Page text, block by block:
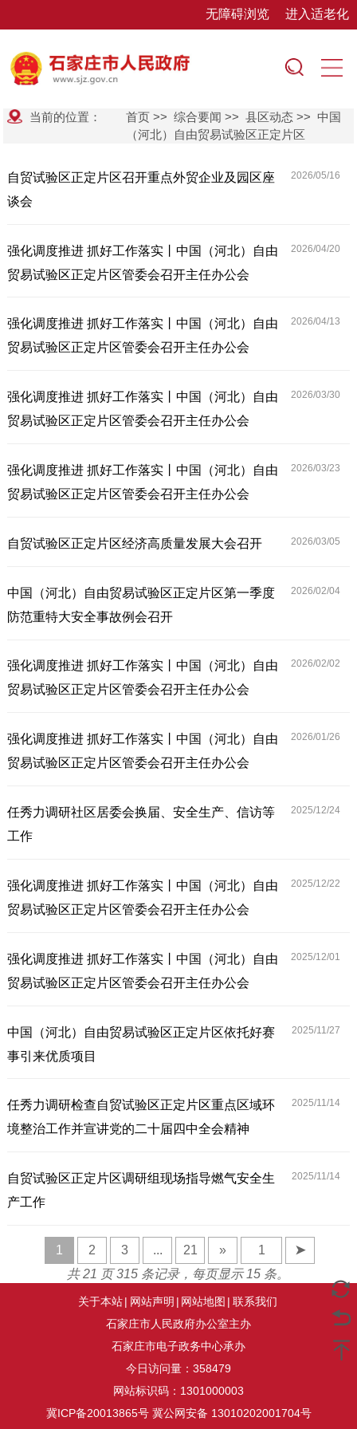
无障碍浏览 进入适老化
当前的位置： 首页 >>综合要闻 >>县区动态 >>中国
（河北）自由贸易试验区正定片区
2026/05/16
自贸试验区正定片区召开重点外贸企业及园区座
谈会
2026/04/20
强化调度推进 抓好工作落实丨中国（河北）自由
贸易试验区正定片区管委会召开主任办公会
2026/04/13
强化调度推进 抓好工作落实丨中国（河北）自由
贸易试验区正定片区管委会召开主任办公会
2026/03/30
强化调度推进 抓好工作落实丨中国（河北）自由
贸易试验区正定片区管委会召开主任办公会
2026/03/23
强化调度推进 抓好工作落实丨中国（河北）自由
贸易试验区正定片区管委会召开主任办公会
2026/03/05
自贸试验区正定片区经济高质量发展大会召开
2026/02/04
中国（河北）自由贸易试验区正定片区第一季度
防范重特大安全事故例会召开
2026/02/02
强化调度推进 抓好工作落实丨中国（河北）自由
贸易试验区正定片区管委会召开主任办公会
2026/01/26
强化调度推进 抓好工作落实丨中国（河北）自由
贸易试验区正定片区管委会召开主任办公会
2025/12/24
任秀力调研社区居委会换届、安全生产、信访等
工作
2025/12/22
强化调度推进 抓好工作落实丨中国（河北）自由
贸易试验区正定片区管委会召开主任办公会
2025/12/01
强化调度推进 抓好工作落实丨中国（河北）自由
贸易试验区正定片区管委会召开主任办公会
2025/11/27
中国（河北）自由贸易试验区正定片区依托好赛
事引来优质项目
2025/11/14
任秀力调研检查自贸试验区正定片区重点区域环
境整治工作并宣讲党的二十届四中全会精神
2025/11/14
自贸试验区正定片区调研组现场指导燃气安全生
产工作
1 2 3 ... 21 »
➤
共 21 页 315 条记录，每页显示 15 条。
关于本站| 网站声明 | 网站地图 | 联系我们
石家庄市人民政府办公室主办
石家庄市电子政务中心承办
今日访问量： 358479
网站标识码：1301000003
冀ICP备20013865号 冀公网安备 13010202001704号